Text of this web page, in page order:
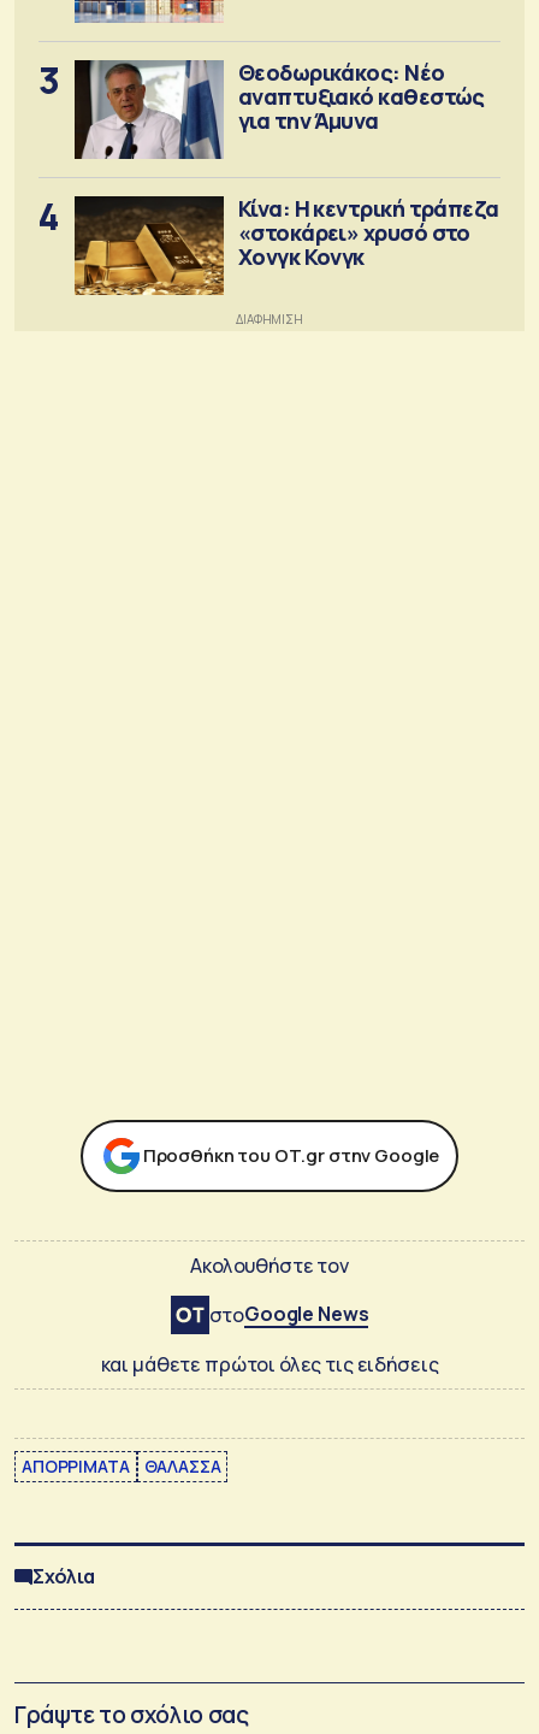
3
Θεοδωρικάκος: Νέο
αναπτυξιακό καθεστώς
για την Άμυνα
4
Κίνα: Η κεντρική τράπεζα
«στοκάρει» χρυσό στο
Χονγκ Κονγκ
Προσθήκη του ΟΤ.gr στην Google
Ακολουθήστε τον
στοGoogle News
και μάθετε πρώτοι όλες τις ειδήσεις
ΑΠΟΡΡΙΜΑΤΑ ΘΑΛΑΣΣΑ
Σχόλια
Γράψτε το σχόλιο σας